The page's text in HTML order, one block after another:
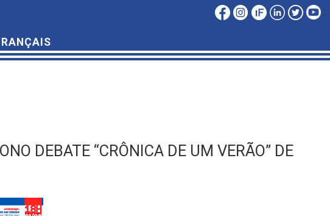
DEBATE “CRÔNICA DE UM VERÃO” DE